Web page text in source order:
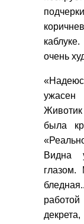
очень
Животик
была
Видна
глазом.